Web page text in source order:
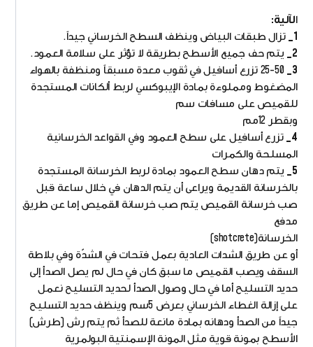
الآلية:
1_ تزال طبقات البياض وينظف السطح الخرساني جيداً.
2_ يتم حف جميع الأسطح بطريقة لا تؤثر على سلامة العمود.
3_
25-50 تزرع أسافيل في ثقوب معدة مسبقاً ومنظفة بالهواء
المضغوط ومملوءة بمادة الإيبوكسي لربط ألكانات المستجدة
للقميص على مسافات سم
وبقطر 12مم
4_ تزرع أسافيل على سطح العمود وفي القواعد الخرسانية
المسلحة والكمرات
5_ يتم دهان سطح العمود بمادة لربط الخرسانة المستجدة
بالخرسانة القديمة ويراعى أن يتم الدهان في خلال ساعة قبل
صب خرسانة القميص يتم صب خرسانة القميص إما عن طريق
مدفع
الخرسانة(shotcrete)
أو عن طريق الشدات العادية بعمل فتحات في الشدّة وفي بلاطة
السقف ويصب القميص ما سبق كان في حال لم يصل الصدأ إلى
حديد التسليح أما في حال وصول الصدأ لحديد التسليح نعمل
على إزالة الغطاء الخرساني بعرض 5سم وينظف حديد التسليح
جيداً من الصدأ ودهانه بمادة مانعة للصدأ ثم يتم رش (طرش)
الأسطح بمونة قوية مثل المونة الإسمنتية البولمرية